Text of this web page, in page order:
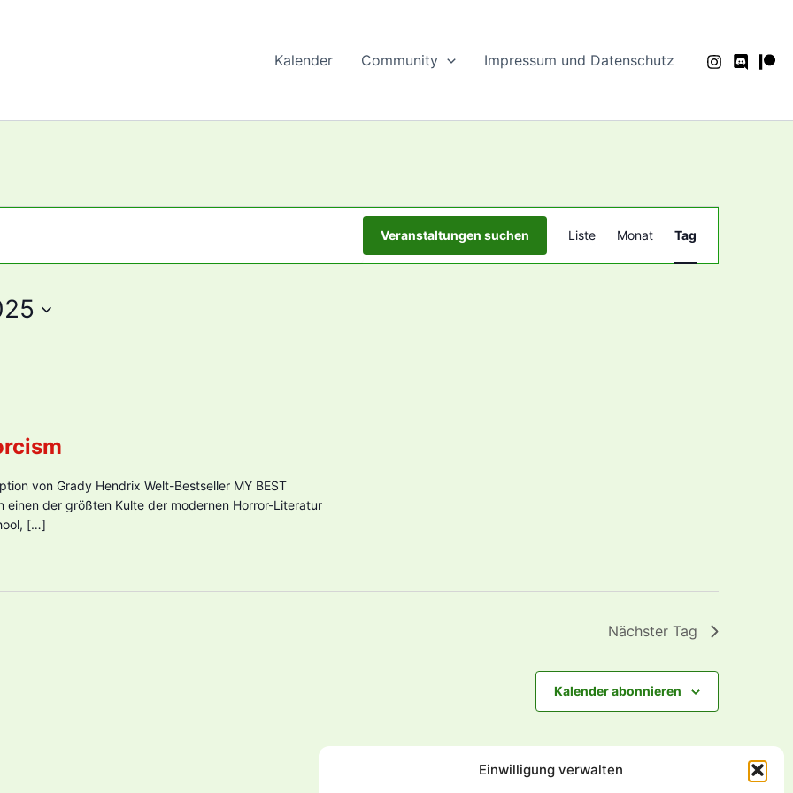
Einwilligung verwalten
Kalender Community Impressum und Datenschutz
Veranstaltungen suchen
Ansichten-
Navigation
Liste Monat Tag
von Grady Hendrix Welt-Bestseller MY BEST
einen der größten Kulte der modernen Horror-Literatur
[…]
Nächster Tag
Kalender abonnieren